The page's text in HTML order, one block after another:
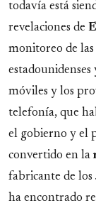
todavía está
revelaciones de
monitoreo de
móviles y los
telefonía, que
el gobierno y el
convertido en la
fabricante de los
ha encontrado